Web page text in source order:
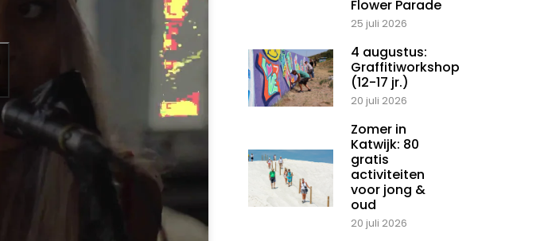
Flower Parade
25 juli 2026
4 augustus:
Graffitiworkshop
(12-17 jr.)
20 juli 2026
Zomer in
Katwijk: 80
gratis
activiteiten
voor jong &
oud
20 juli 2026